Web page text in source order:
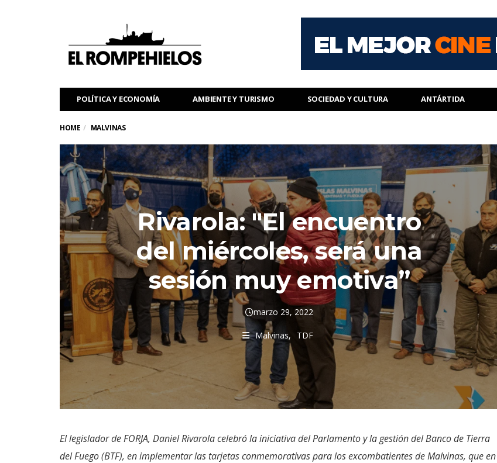
POLÍTICA Y ECONOMÍA AMBIENTE Y TURISMO SOCIEDAD Y CULTURA ANTÁRTIDA
HOME MALVINAS
Rivarola: "El encuentro
del miércoles, será una
sesión muy emotiva”
marzo 29, 2022
Malvinas TDF
El legislador de FORJA, Daniel Rivarola celebró la iniciativa del Parlamento y la gestión del Banco de Tierra
del Fuego (BTF), en implementar las tarjetas conmemorativas para los excombatientes de Malvinas, que en